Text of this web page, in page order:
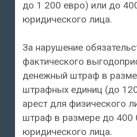
до 1 200 евро) или до
юридического лица.
За нарушение
фактического
денежный штраф в
штрафных единиц (до
арест для физического
штраф в размере до 400
юридического лица.